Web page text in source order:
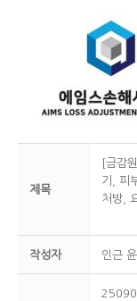
제목
[금감
기, 피
처방,
작성자 인근 윤